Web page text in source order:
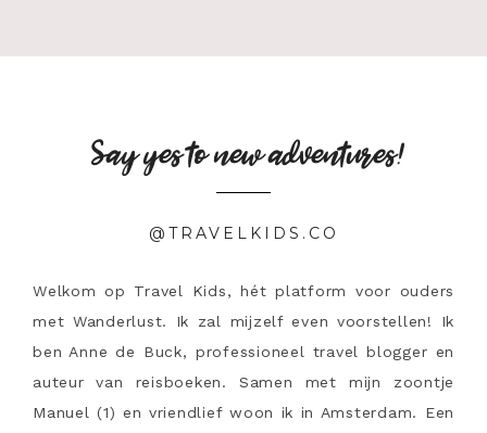
Say yes to new adventures!
@TRAVELKIDS.CO
Welkom op Travel Kids, hét platform voor ouders
met Wanderlust. Ik zal mijzelf even voorstellen! Ik
ben Anne de Buck, professioneel travel blogger en
auteur van reisboeken. Samen met mijn zoontje
Manuel (1) en vriendlief woon ik in Amsterdam. Een